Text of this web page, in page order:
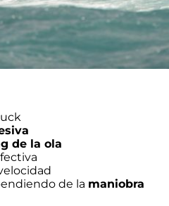
de la ola
de la maniobra